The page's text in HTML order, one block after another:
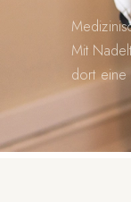
Mit
dort eine